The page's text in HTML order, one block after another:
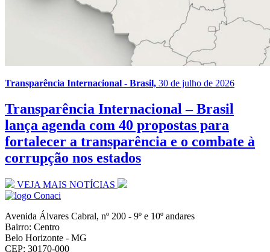
Transparência Internacional - Brasil, 30 de julho de 2026
Transparência Internacional – Brasil
lança agenda com 40 propostas para
fortalecer a transparência e o combate à
corrupção nos estados
VEJA MAIS NOTÍCIAS
Avenida Álvares Cabral, nº 200 - 9º e 10º andares
Bairro: Centro
Belo Horizonte - MG
CEP: 30170-000